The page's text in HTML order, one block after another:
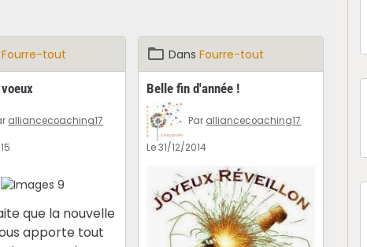
Fourre-tout
alliancecoaching17
que la nouvelle
apporte tout
DansFourre-tout
Belle fin d'année !
Par alliancecoaching17
Le 31/12/2014